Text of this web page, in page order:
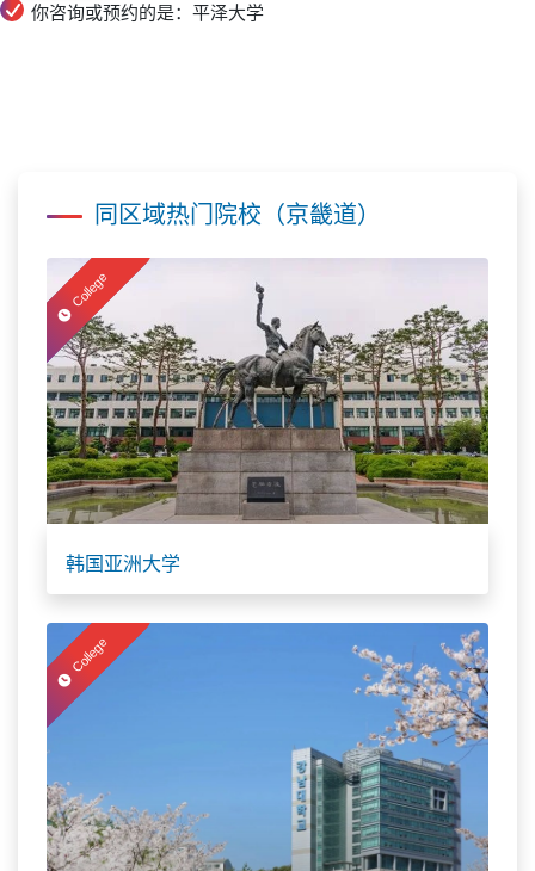
你咨询或预约的是：平泽大学
同区域热门院校（京畿道）
College
韩国亚洲大学
College